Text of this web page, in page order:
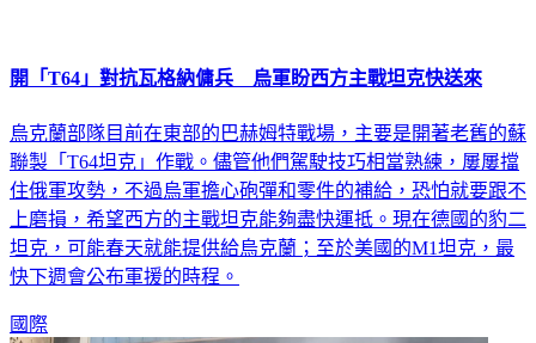
開「T64」對抗瓦格納傭兵 烏軍盼西方主戰坦克快送來
烏克蘭部隊目前在東部的巴赫姆特戰場，主要是開著老舊的蘇
聯製「T64坦克」作戰。儘管他們駕駛技巧相當熟練，屢屢擋
住俄軍攻勢，不過烏軍擔心砲彈和零件的補給，恐怕就要跟不
上磨損，希望西方的主戰坦克能夠盡快運抵。現在德國的豹二
坦克，可能春天就能提供給烏克蘭；至於美國的M1坦克，最
快下週會公布軍援的時程。
國際